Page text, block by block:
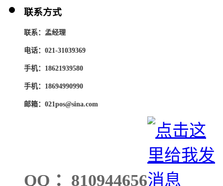
联系方式
联系：孟经理
电话：021-31039369
手机：18621939580
手机：18694990990
邮箱：021pos@sina.com
QQ ：810944656